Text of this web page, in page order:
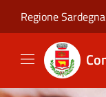
Regione Sardegna